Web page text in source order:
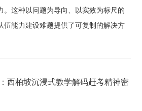
。这种以问题为导向、以实效为标尺的
伍能力建设难题提供了可复制的解决方
西柏坡沉浸式教学解码赶考精神密